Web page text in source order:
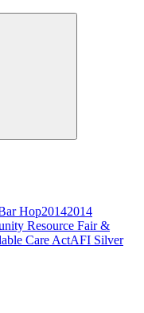
Hop20142014
Resource Fair &
Care ActAFI Silver